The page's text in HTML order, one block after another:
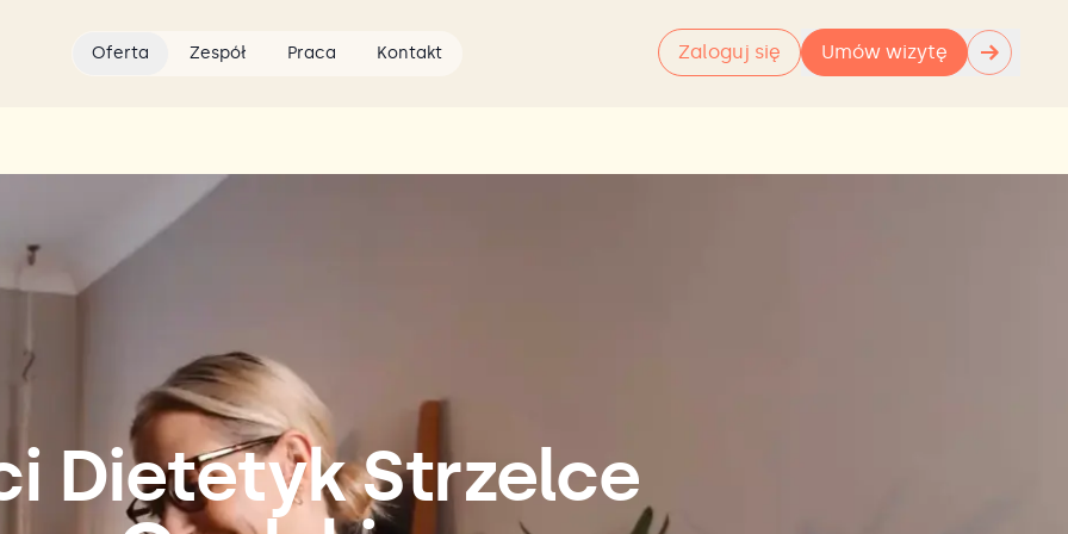
Oferta Zespół Praca Kontakt Zaloguj się Umów wizytę →
Dietetyk Strzelce